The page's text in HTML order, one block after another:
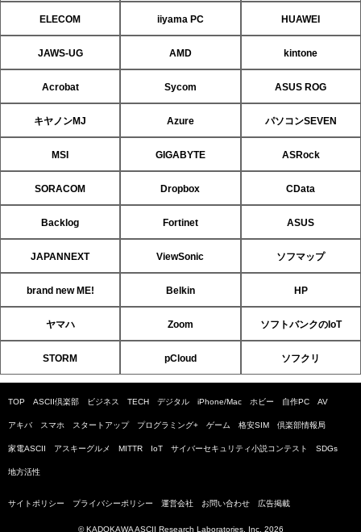
ELECOM iiyama PC HUAWEI
JAWS-UG AMD kintone
Acrobat Sycom ASUS ROG
キヤノンMJ Azure パソコンSEVEN
MSI GIGABYTE ASRock
SORACOM Dropbox CData
Backlog Fortinet ASUS
JAPANNEXT ViewSonic ソフマップ
brand new ME! Belkin HP
ヤマハ Zoom ソフトバンクのIoT
STORM pCloud ソフクリ
TOP ASCII倶楽部 ビジネス TECH デジタル iPhone/Mac ホビー 自作PC AV
アキバ スマホ スタートアップ プログラミング+ ゲーム 格安SIM 倶楽部情報局
家電ASCII アスキーグルメ MITTR IoT サイバーセキュリティ小説コンテスト SDGs
地方活性
サイトポリシー プライバシーポリシー 運営会社 お問い合わせ 広告掲載
© KADOKAWA ASCII Research Laboratories, Inc. 2026